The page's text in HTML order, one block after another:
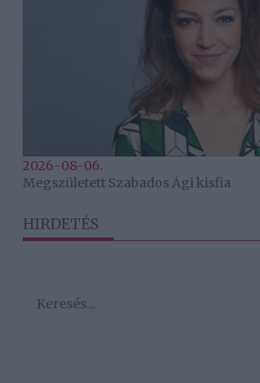
2026-08-06.
Megszületett Szabados Ági kisfia
HIRDETÉS